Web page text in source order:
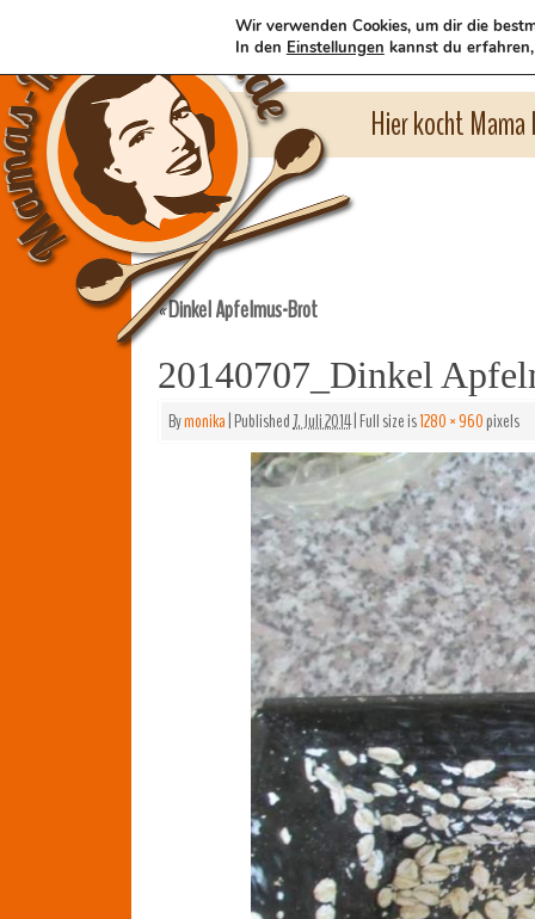
Hier kocht
«Dinkel Apfelmus-Brot
20140707_Dinkel
Bymonika|Published7. Juli 2014|Full size is1280 × 960pixels
Wir verwenden Cookies, um dir die
In den Einstellungen kannst du